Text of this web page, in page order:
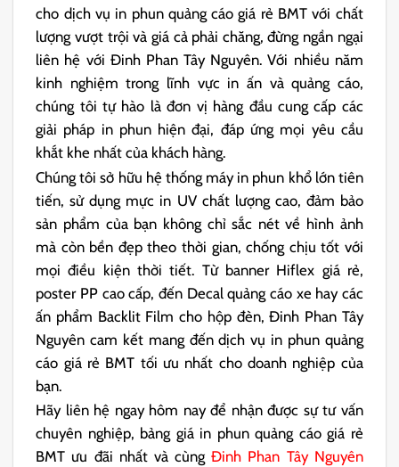
cho dịch vụ in phun quảng cáo giá rẻ BMT với chất
lượng vượt trội và giá cả phải chăng, đừng ngần ngại
liên hệ với Đinh Phan Tây Nguyên. Với nhiều năm
kinh nghiệm trong lĩnh vực in ấn và quảng cáo,
chúng tôi tự hào là đơn vị hàng đầu cung cấp các
giải pháp in phun hiện đại, đáp ứng mọi yêu cầu
khắt khe nhất của khách hàng.
Chúng tôi sở hữu hệ thống máy in phun khổ lớntiên
tiến, sử dụng mực in UVchất lượng cao, đảm bảo
sản phẩm của bạn không chỉ sắc nét về hình ảnh
mà còn bền đẹp theo thời gian, chống chịu tốt với
mọi điều kiện thời tiết. Từ banner Hiflex giá rẻ,
poster PPcao cấp, đến Decal quảng cáo xe hay các
ấn phẩm Backlit Film cho hộp đèn, Đinh Phan Tây
Nguyên cam kết mang đến dịch vụ in phun quảng
cáo giá rẻ BMT tối ưu nhất cho doanh nghiệp của
bạn.
Hãy liên hệ ngay hôm nay để nhận được sự tư vấn
chuyên nghiệp, bảng giá in phun quảng cáo giá rẻ
BMT ưu đãi nhất và cùngĐinh Phan Tây Nguyên